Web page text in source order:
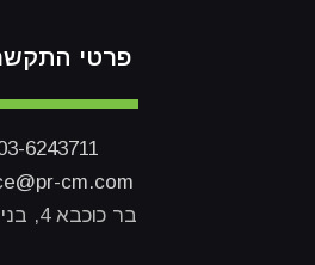
פרטי
6243711
cm.com
בר כוכבא 4, בני ברק